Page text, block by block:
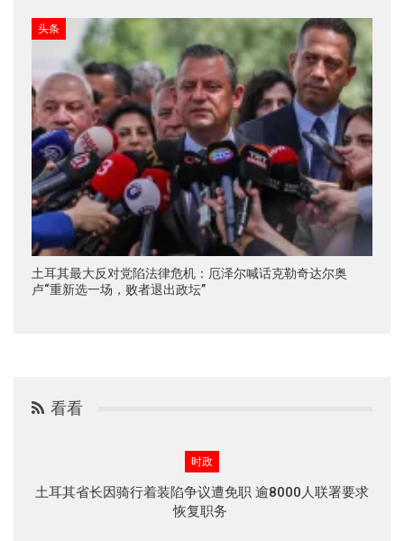
头条
土耳其最大反对党陷法律危机：厄泽尔喊话克勒奇达尔奥
卢“重新选一场，败者退出政坛”
看看
时政
土耳其省长因骑行着装陷争议遭免职 逾8000人联署要求
恢复职务